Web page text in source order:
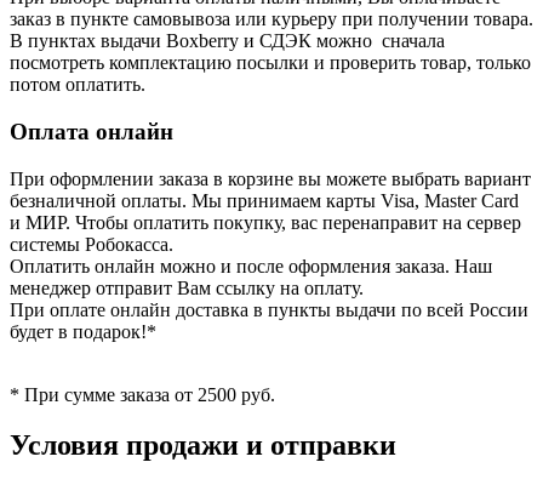
заказ в пункте самовывоза или курьеру при получении товара.
В пунктах выдачи Boxberry и СДЭК можно сначала
посмотреть комплектацию посылки и проверить товар, только
потом оплатить.
Оплата онлайн
При оформлении заказа в корзине вы можете выбрать вариант
безналичной оплаты. Мы принимаем карты Visa, Master Card
и МИР. Чтобы оплатить покупку, вас перенаправит на сервер
системы Робокасса.
Оплатить онлайн можно и после оформления заказа. Наш
менеджер отправит Вам ссылку на оплату.
При оплате онлайн доставка в пункты выдачи по всей России
будет в подарок!*
* При сумме заказа от 2500 руб.
Условия продажи и отправки